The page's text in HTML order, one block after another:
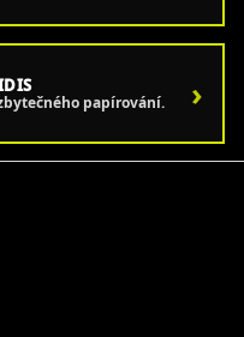
papírování. ›